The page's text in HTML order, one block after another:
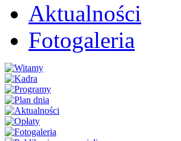
Aktualności
Fotogaleria